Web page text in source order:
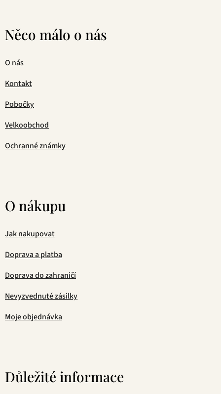
Něco málo o nás
O nás
Kontakt
Pobočky
Velkoobchod
Ochranné známky
O nákupu
Jak nakupovat
Doprava a platba
Doprava do zahraničí
Nevyzvednuté zásilky
Moje objednávka
Důležité informace